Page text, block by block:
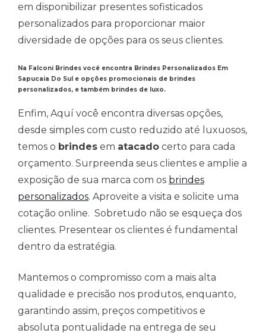
em disponibilizar presentes sofisticados
personalizados para proporcionar maior
diversidade de opções para os seus clientes.
Na Falconi Brindes você encontra Brindes Personalizados Em
Sapucaia Do Sul e opções promocionais de brindes
personalizados, e também brindes de luxo.
Enfim, Aquí você encontra diversas opções,
desde simples com custo reduzido até luxuosos,
temos o brindes em atacado certo para cada
orçamento. Surpreenda seus clientes e amplie a
exposição de sua marca com os brindes
personalizados. Aproveite a visita e solicite uma
cotação online. Sobretudo não se esqueça dos
clientes. Presentear os clientes é fundamental
dentro da estratégia.
Mantemos o compromisso com a mais alta
qualidade e precisão nos produtos, enquanto,
garantindo assim, preços competitivos e
absoluta pontualidade na entrega de seu